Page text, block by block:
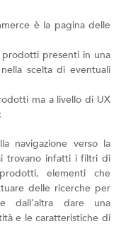
è la pagina delle
prodotti presenti in una
scelta di eventuali
ma a livello di UX
navigazione verso la
trovano infatti i filtri di
elementi che
delle ricerche per
dall’altra dare una
e le caratteristiche di